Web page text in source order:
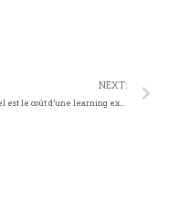
NEXT: